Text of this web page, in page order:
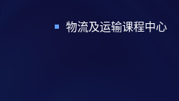
物流及运输课程中心